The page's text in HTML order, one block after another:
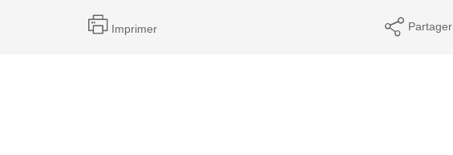
Imprimer Partager